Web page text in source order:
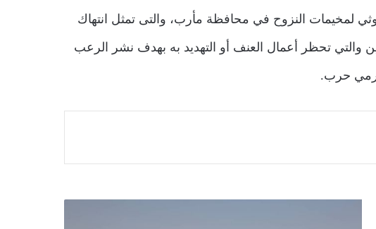
لمخيمات النزوح في محافظة مأرب، والتى تمثل انتهاك
والتي تحظر أعمال العنف أو التهديد به بهدف نشر الرعب
حرب.